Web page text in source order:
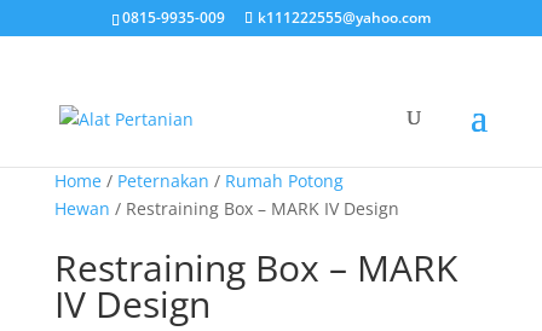
0815-9935-009 k111222555@yahoo.com
Home/ Peternakan / Rumah Potong
Hewan / Restraining Box – MARK IV Design
Restraining Box – MARK
IV Design